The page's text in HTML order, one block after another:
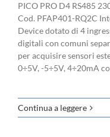
PICO PRO D4 RS485
Cod. PFAP401-RQ2C
Device dotato di 4
digitali con comuni
per acquisire sensori
0÷5V, -5÷5V, 4÷20mA
Continua a leggere